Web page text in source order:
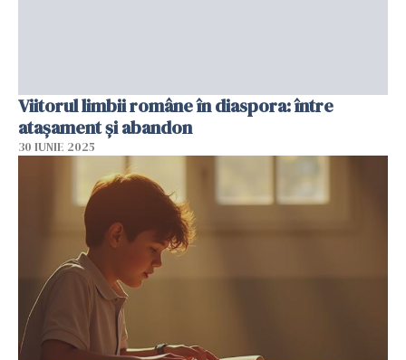
Viitorul limbii române în diaspora: între
atașament și abandon
30 IUNIE 2025